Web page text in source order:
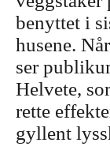
benyttet i
husene.
ser
Helvete,
rette
gyllent